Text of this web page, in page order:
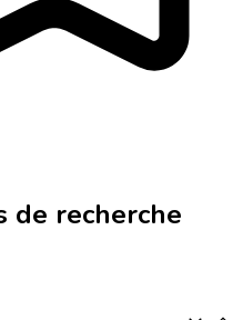
de recherche